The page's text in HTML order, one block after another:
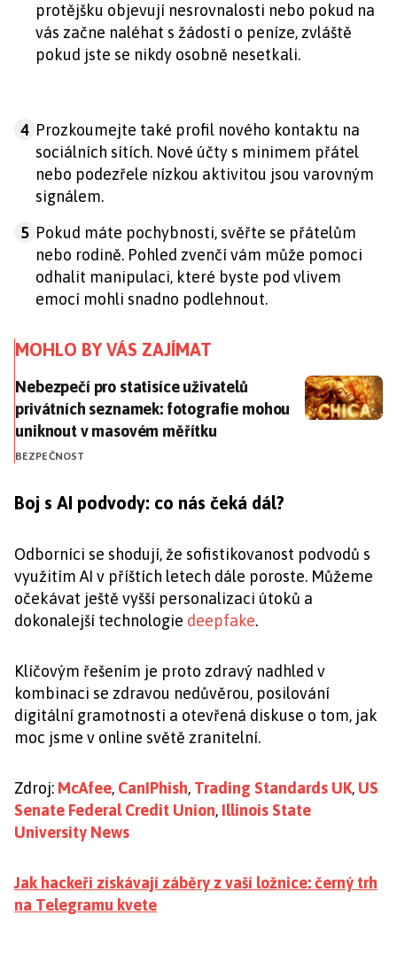
protějšku objevují nesrovnalosti nebo pokud na
vás začne naléhat s žádostí o peníze, zvláště
pokud jste se nikdy osobně nesetkali.
4 Prozkoumejte také profil nového kontaktu na
sociálních sítích. Nové účty s minimem přátel
nebo podezřele nízkou aktivitou jsou varovným
signálem.
5 Pokud máte pochybnosti, svěřte se přátelům
nebo rodině. Pohled zvenčí vám může pomoci
odhalit manipulaci, které byste pod vlivem
emocí mohli snadno podlehnout.
MOHLO BY VÁS ZAJÍMAT
Nebezpečí pro statisíce uživatelů privátních
Nebezpečí pro statisíce uživatelů
privátních seznamek: fotografie mohou
uniknout v masovém měřítku
BEZPEČNOST
Boj s AI podvody: co nás čeká dál?
Odborníci se shodují, že sofistikovanost podvodů s
využitím AI v příštích letech dále poroste. Můžeme
očekávat ještě vyšší personalizaci útoků a
dokonalejší technologie deepfake.
Klíčovým řešením je proto zdravý nadhled v
kombinaci se zdravou nedůvěrou, posilování
digitální gramotnosti a otevřená diskuse o tom, jak
moc jsme v online světě zranitelní.
Zdroj: McAfee, CanIPhish, Trading Standards UK, US
Senate Federal Credit Union, Illinois State
University News
Jak hackeři získávají záběry z vaší ložnice: černý trh
na Telegramu kvete